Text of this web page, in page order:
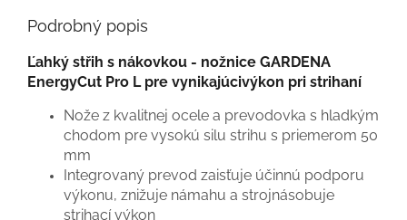
Podrobný popis
Ľahký střih s nákovkou - nožnice GARDENA
EnergyCut Pro L pre vynikajúcivýkon pri strihaní
Nože z kvalitnej ocele a prevodovka s hladkým
chodom pre vysokú silu strihu s priemerom 50
mm
Integrovaný prevod zaisťuje účinnú podporu
výkonu, znižuje námahu a strojnásobuje
strihací výkon